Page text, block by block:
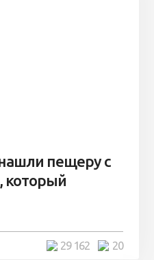
пещеру с
который
20
29 162